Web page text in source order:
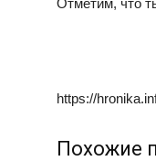
Отметим, что
https://
Похожие